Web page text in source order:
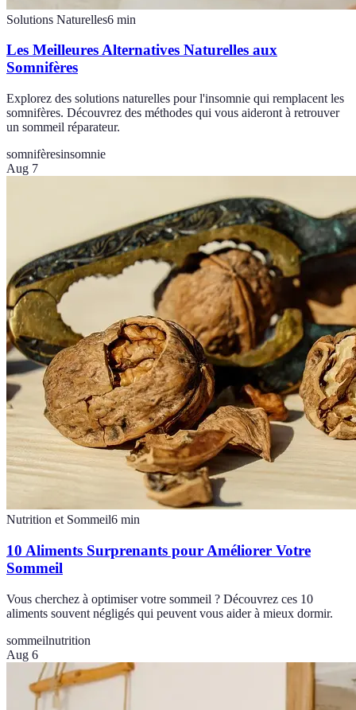
Solutions Naturelles6 min
Les Meilleures Alternatives Naturelles aux
Somnifères
Explorez des solutions naturelles pour l'insomnie qui remplacent les
somnifères. Découvrez des méthodes qui vous aideront à retrouver
un sommeil réparateur.
somnifèresinsomnie
Aug 7
Nutrition et Sommeil6 min
10 Aliments Surprenants pour Améliorer Votre
Sommeil
Vous cherchez à optimiser votre sommeil ? Découvrez ces 10
aliments souvent négligés qui peuvent vous aider à mieux dormir.
sommeilnutrition
Aug 6